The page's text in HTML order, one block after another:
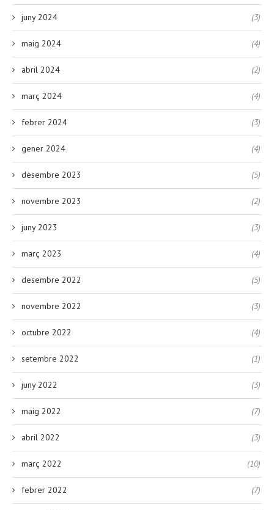
juny 2024 (3)
maig 2024 (4)
abril 2024 (2)
març 2024 (4)
febrer 2024 (3)
gener 2024 (4)
desembre 2023 (5)
novembre 2023 (2)
juny 2023 (3)
març 2023 (4)
desembre 2022 (5)
novembre 2022 (3)
octubre 2022 (4)
setembre 2022 (1)
juny 2022 (3)
maig 2022 (7)
abril 2022 (3)
març 2022 (10)
febrer 2022 (7)